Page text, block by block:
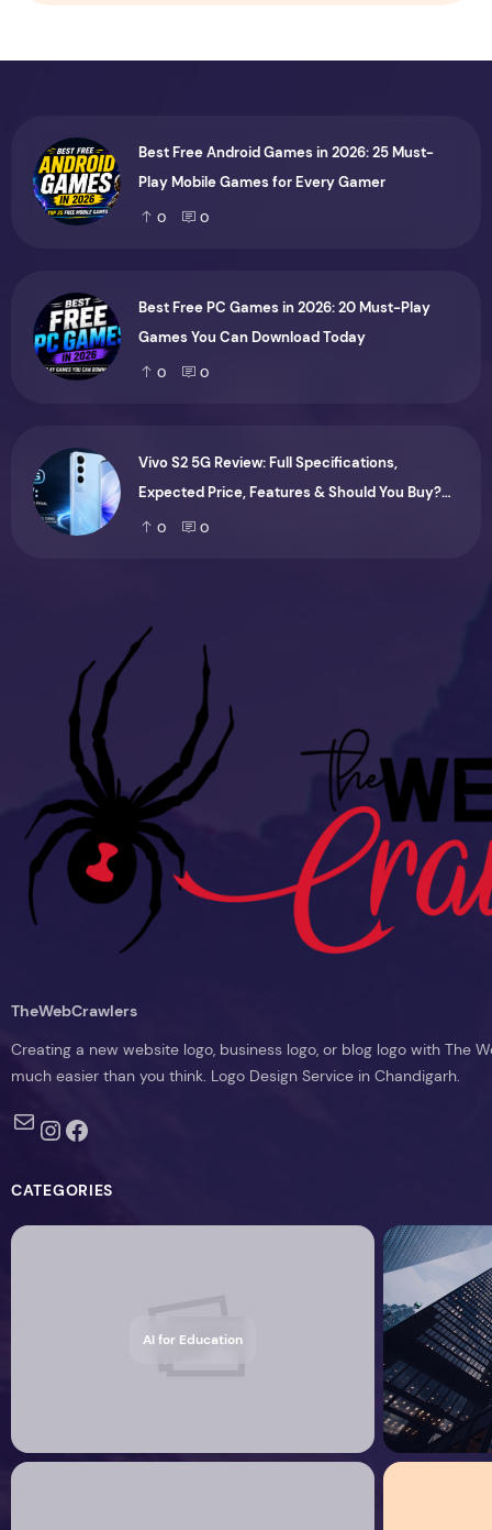
Best Free Android Games in 2026: 25 Must-
Play Mobile Games for Every Gamer
0 0
Best Free PC Games in 2026: 20 Must-Play
Games You Can Download Today
0 0
Vivo S2 5G Review: Full Specifications,
Expected Price, Features & Should You Buy?
(2026)
0 0
TheWebCrawlers
Creating a new website logo, business logo, or blog logo with The
much easier than you think. Logo Design Service in Chandigarh.
MailInstagram
Facebook
CATEGORIES
AI for Education